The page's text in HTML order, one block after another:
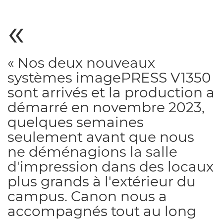
« Nos deux nouveaux
systèmes imagePRESS V1350
sont arrivés et la production a
démarré en novembre 2023,
quelques semaines
seulement avant que nous
ne déménagions la salle
d'impression dans des locaux
plus grands à l'extérieur du
campus. Canon nous a
accompagnés tout au long